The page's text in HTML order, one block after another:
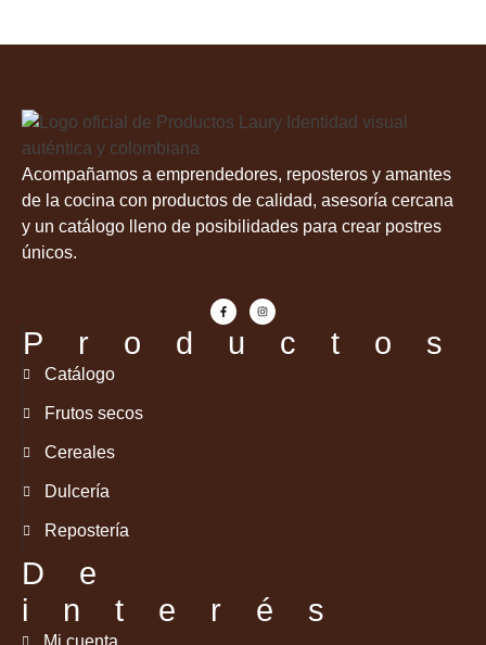
Acompañamos a emprendedores, reposteros y amantes
de la cocina con productos de calidad, asesoría cercana
y un catálogo lleno de posibilidades para crear postres
únicos.
Productos
Catálogo
Frutos secos
Cereales
Dulcería
Repostería
De
interés
Mi cuenta